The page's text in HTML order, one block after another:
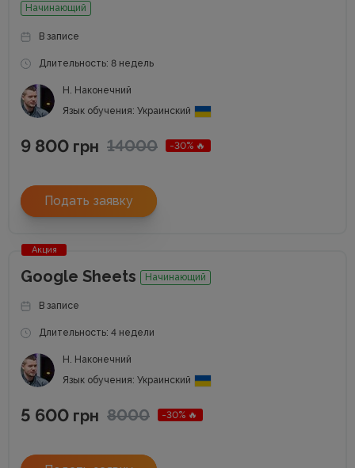
Начинающий
В записе
Длительность: 8 недель
Н. Наконечний
Язык обучения: Украинский
9 800 грн 14000 -30% 🔥
Подать заявку
Акция
Google Sheets Начинающий
В записе
Длительность: 4 недели
Н. Наконечний
Язык обучения: Украинский
5 600 грн 8000 -30% 🔥